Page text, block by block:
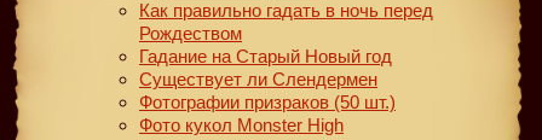
Как правильно гадать в ночь перед
Рождеством
Гадание на Старый Новый год
Существует ли Слендермен
Фотографии призраков (50 шт.)
Фото кукол Monster High